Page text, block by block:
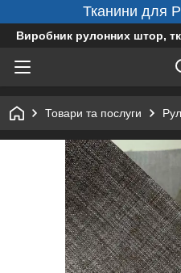
Тканини для
Виробник рулонних штор,
Товари та послуги